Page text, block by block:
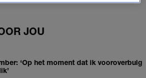
JOU
‘Op het moment dat ik vooroverbuig